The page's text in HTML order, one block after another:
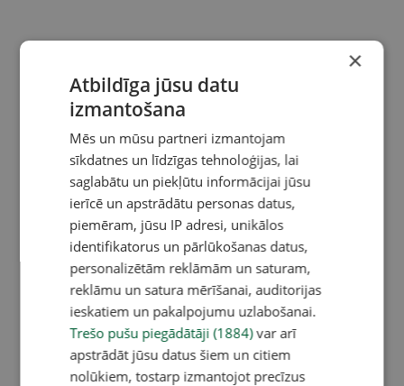
×
Atbildīga jūsu datu
izmantošana
Mēs un mūsu partneri izmantojam
sīkdatnes un līdzīgas tehnoloģijas, lai
saglabātu un piekļūtu informācijai jūsu
ierīcē un apstrādātu personas datus,
piemēram, jūsu IP adresi, unikālos
identifikatorus un pārlūkošanas datus,
personalizētām reklāmām un saturam,
reklāmu un satura mērīšanai, auditorijas
ieskatiem un pakalpojumu uzlabošanai.
Trešo pušu piegādātāji (1884)var arī
apstrādāt jūsu datus šiem un citiem
nolūkiem, tostarp izmantojot precīzus